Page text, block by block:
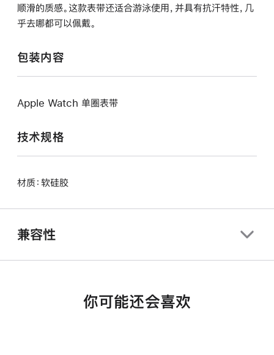
顺滑的质感。这款表带还适合游泳使用，并具有抗汗特性，几
乎去哪都可以佩戴。
包装内容
Apple Watch 单圈表带
技术规格
材质：软硅胶
兼容性
你可能还会喜欢